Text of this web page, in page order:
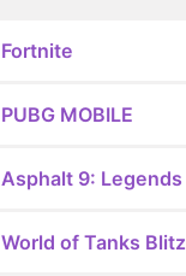
Fortnite
PUBG MOBILE
Asphalt 9: Legends
World of Tanks Blitz